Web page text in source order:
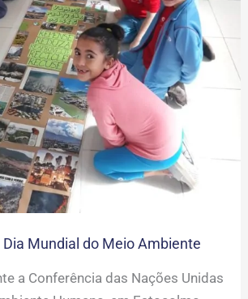
Mundial do Meio Ambiente
a Conferência das Nações Unidas